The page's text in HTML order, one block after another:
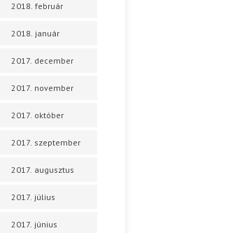
2018. február
2018. január
2017. december
2017. november
2017. október
2017. szeptember
2017. augusztus
2017. július
2017. június